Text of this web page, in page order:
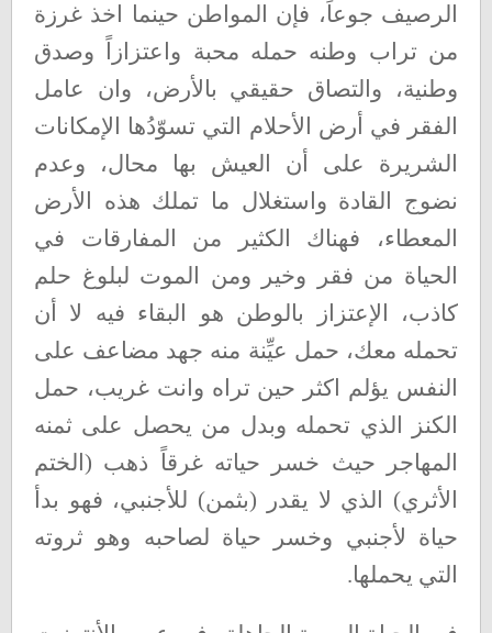
الرصيف جوعاً، فإن المواطن حينما اخذ غرزة
من تراب وطنه حمله محبة واعتزازاً وصدق
وطنية، والتصاق حقيقي بالأرض، وان عامل
الفقر في أرض الأحلام التي تسوّدُها الإمكانات
الشريرة على أن العيش بها محال، وعدم
نضوج القادة واستغلال ما تملك هذه الأرض
المعطاء، فهناك الكثير من المفارقات في
الحياة من فقر وخير ومن الموت لبلوغ حلم
كاذب، الإعتزاز بالوطن هو البقاء فيه لا أن
تحمله معك، حمل عيِّنة منه جهد مضاعف على
النفس يؤلم اكثر حين تراه وانت غريب، حمل
الكنز الذي تحمله وبدل من يحصل على ثمنه
المهاجر حيث خسر حياته غرقاً ذهب (الختم
الأثري) الذي لا يقدر (بثمن) للأجنبي، فهو بدأ
حياة لأجنبي وخسر حياة لصاحبه وهو ثروته
التي يحملها.